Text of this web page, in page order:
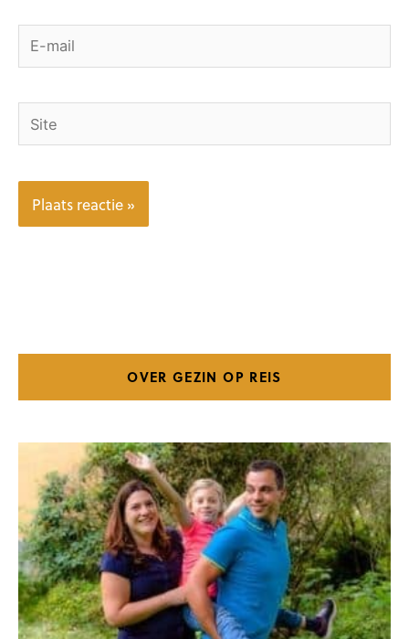
E-
mail
Site
OVER GEZIN OP REIS